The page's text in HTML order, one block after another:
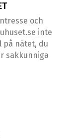
och
inte
på nätet, du
sakkunniga